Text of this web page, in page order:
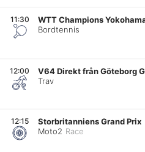
11:30
WTT Champions
Bordtennis
12:00
V64 Direkt från Göteborg
Trav
12:15
Storbritanniens Grand Prix
Moto2 Race